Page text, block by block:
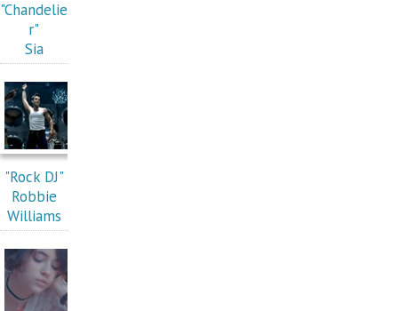
"Chandelie
r"
Sia
"Rock DJ"
Robbie
Williams